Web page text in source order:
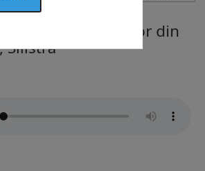
Palatul Episcopilor din
Silistra